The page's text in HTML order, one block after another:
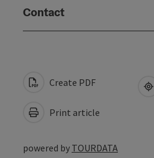
Contact
Create PDF
Print article
powered by TOURDATA